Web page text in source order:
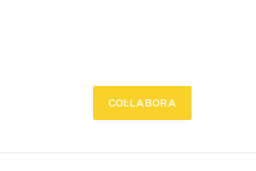
COL·LABORA